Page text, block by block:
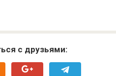
с друзьями: